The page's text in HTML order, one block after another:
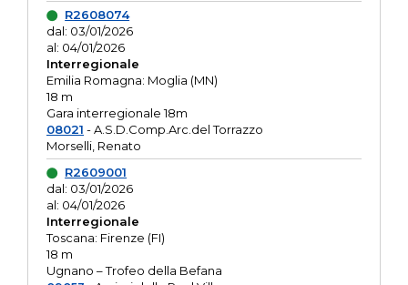
R2608074
dal: 03/01/2026
al: 04/01/2026
Interregionale
Emilia Romagna: Moglia (MN)
18 m
Gara interregionale 18m
08021 - A.S.D.Comp.Arc.del Torrazzo
Morselli, Renato
R2609001
dal: 03/01/2026
al: 04/01/2026
Interregionale
Toscana: Firenze (FI)
18 m
Ugnano – Trofeo della Befana